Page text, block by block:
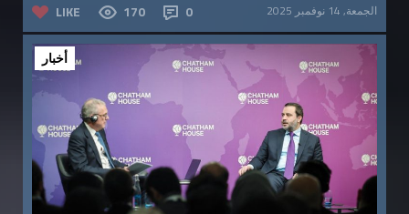
LIKE 170 0 الجمعة, 14 نوفمبر 2025
أخبار